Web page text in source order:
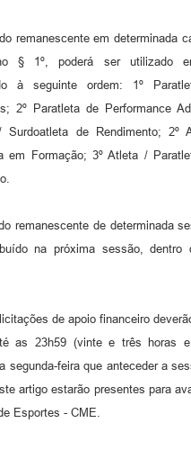
remanescente em determinada
§ 1º, poderá ser utilizado
à seguinte ordem: 1º
2º Paratleta de Performance
Surdoatleta de Rendimento; 2º
em Formação; 3º Atleta /
remanescente de determinada
na próxima sessão, dentro
de apoio financeiro
as 23h59 (vinte e três horas
segunda-feira que anteceder a
artigo estarão presentes para
Esportes - CME.